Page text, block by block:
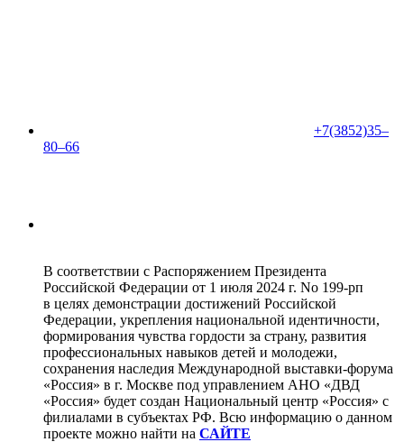
+7(3852)35‒
80‒66
В соответствии с Распоряжением Президента
Российской Федерации от 1 июля 2024 г. No 199-рп
в целях демонстрации достижений Российской
Федерации, укрепления национальной идентичности,
формирования чувства гордости за страну, развития
профессиональных навыков детей и молодежи,
сохранения наследия Международной выставки-форума
«Россия» в г. Москве под управлением АНО «ДВД
«Россия» будет создан Национальный центр «Россия» с
филиалами в субъектах РФ. Всю информацию о данном
проекте можно найти на САЙТЕ